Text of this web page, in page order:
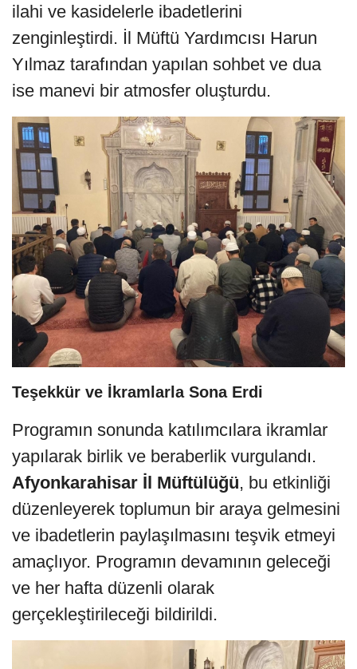
ilahi ve kasidelerle ibadetlerini
zenginleştirdi. İl Müftü Yardımcısı Harun
Yılmaz tarafından yapılan sohbet ve dua
ise manevi bir atmosfer oluşturdu.
Teşekkür ve İkramlarla Sona Erdi
Programın sonunda katılımcılara ikramlar
yapılarak birlik ve beraberlik vurgulandı.
Afyonkarahisar İl Müftülüğü, bu etkinliği
düzenleyerek toplumun bir araya gelmesini
ve ibadetlerin paylaşılmasını teşvik etmeyi
amaçlıyor. Programın devamının geleceği
ve her hafta düzenli olarak
gerçekleştirileceği bildirildi.